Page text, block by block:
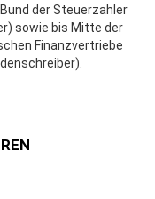
der Steuerzahler
sowie bis Mitte der
Finanzvertriebe